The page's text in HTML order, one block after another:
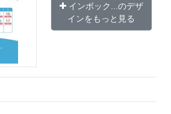
インボック...のデザ
インをもっと見る